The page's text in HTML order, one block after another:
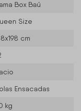
Box Baú
Size
cm
Ensacadas
kg